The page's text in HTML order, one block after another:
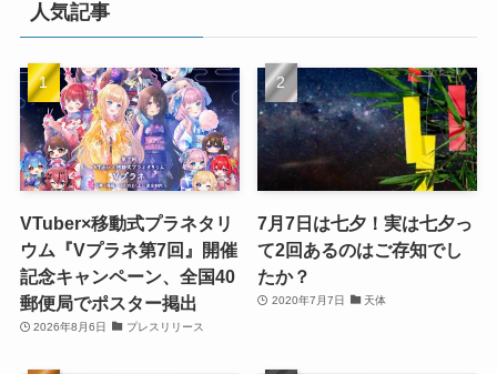
人気記事
VTuber×移動式プラネタリ
ウム『Vプラネ第7回』開催
記念キャンペーン、全国40
郵便局でポスター掲出
2026年8月6日 プレスリリース
7月7日は七夕！実は七夕っ
て2回あるのはご存知でし
たか？
2020年7月7日 天体